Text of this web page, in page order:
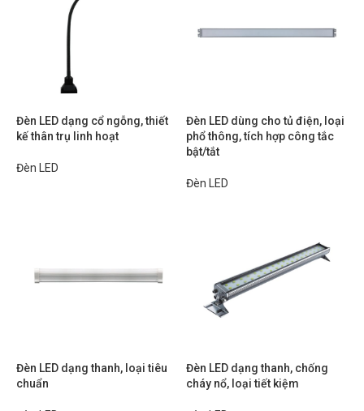
Đèn LED dạng cổ ngỗng, thiết
kế thân trụ linh hoạt
Đèn LED
Đèn LED dùng cho tủ điện, loại
phổ thông, tích hợp công tắc
bật/tắt
Đèn LED
Đèn LED dạng thanh, loại tiêu
chuẩn
Đèn LED dạng thanh, chống
cháy nổ, loại tiết kiệm